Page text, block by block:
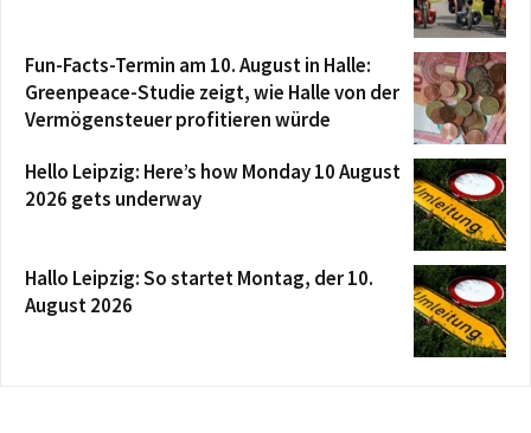
Fun-Facts-Termin am 10. August in Halle:
Greenpeace-Studie zeigt, wie Halle von der
Vermögensteuer profitieren würde
Hello Leipzig: Here’s how Monday 10 August
2026 gets underway
Hallo Leipzig: So startet Montag, der 10.
August 2026